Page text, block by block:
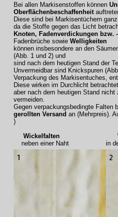
Bei allen Markisenstoffen können
Oberflächenbeschaffenheit
Diese sind bei Markisentüchern
da die Stoffe gegen das Licht
Knoten, Fadenverdickungen bzw.
Fadenbrüche sowie Welligkeiten
können insbesondere an den
(Abb. 1 und 2) und
sind nach dem heutigen Stand der
Unvermeidbar sind Knickspuren
Verpackung des Markisentuches,
Diese wirken im Durchlicht
aber nach dem heutigen Stand nicht
vermeiden.
Gegen verpackungsbedingte Falten
gerollten Versand an (Mehrpreis).
)
Wickelfalten
neben einer Naht
in